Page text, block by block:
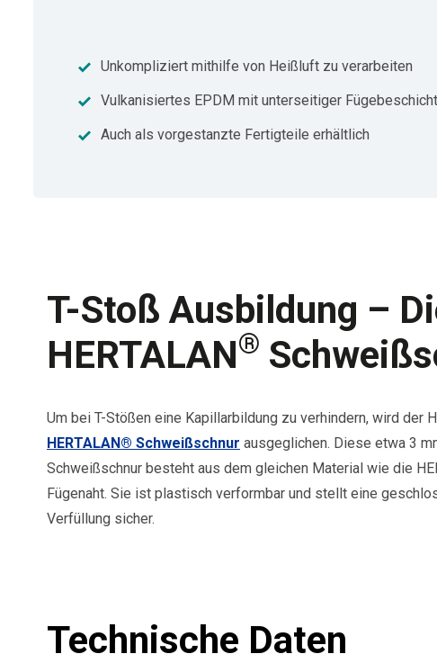
Unkompliziert mithilfe von Heißluft zu verarbeiten
Vulkanisiertes EPDM mit unterseitiger
Auch als vorgestanzte Fertigteile erhältlich
T-Stoß Ausbildung –
HERTALAN®
Um bei T-Stößen eine Kapillarbildung zu verhindern, wird der
HERTALAN® Schweißschnur ausgeglichen. Diese etwa 3
Schweißschnur besteht aus dem gleichen Material wie die
Fügenaht. Sie ist plastisch verformbar und stellt eine
Verfüllung sicher.
Technische Daten